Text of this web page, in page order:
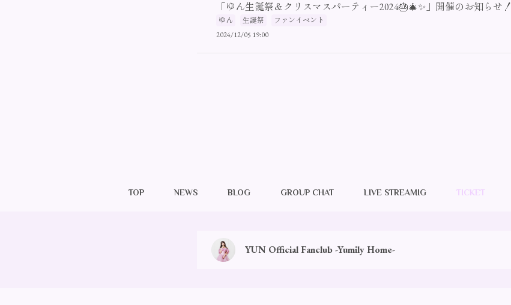
「ゆん生誕祭＆クリスマスパーティー2024🎂🎄✨」開催のお知らせ！
ゆん 生誕祭
ファンイベント
2024/12/05 19:00
TOP NEWS BLOG GROUP CHAT LIVE STREAMIG TICKET
YUN Official Fanclub -Yumily Home-